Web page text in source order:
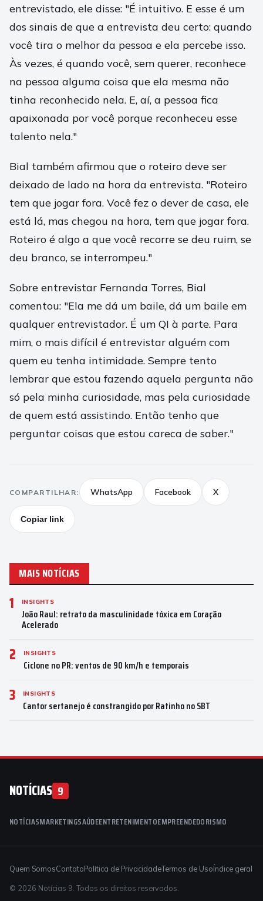
entrevistado, ele disse: "É intuitivo. E esse é um
dos sinais de que a entrevista deu certo: quando
você tira o melhor da pessoa e ela percebe isso.
Às vezes, é quando você, sem querer, reconhece
na pessoa alguma coisa que ela mesma não
tinha reconhecido nela. E, aí, a pessoa fica
apaixonada por você porque reconheceu esse
talento nela."
Bial também afirmou que o roteiro deve ser
deixado de lado na hora da entrevista. "Roteiro
tem que jogar fora. Você fez o dever de casa, ele
está lá, mas chegou na hora, tem que jogar fora.
Roteiro é algo a que você recorre se deu ruim, se
deu branco, se interrompeu."
Sobre entrevistar Fernanda Torres, Bial
comentou: "Ela me dá um baile, dá um baile em
qualquer entrevistador. É um QI à parte. Para
mim, o mais difícil é entrevistar alguém com
quem eu tenha intimidade. Sempre tento
lembrar que estou fazendo aquela pergunta não
só pela minha curiosidade, mas pela curiosidade
de quem está assistindo. Então tenho que
perguntar coisas que estou careca de saber."
COMPARTILHAR: WhatsApp Facebook X
Copiar link
MAIS NOTÍCIAS
1 INSIGHTS
João Raul: retrato da masculinidade tóxica em Coração
Acelerado
2 INSIGHTS
Ciclone no PR: ventos de 90 km/h e temporais
3 INSIGHTS
Cantor sertanejo é constrangido por Ratinho no SBT
NOTÍCIAS 9
NOTÍCIASMARKETINGSAÚDEENTRETENIMENTOEMPREENDEDORISMO
Quem SomosContatoPolítica de PrivacidadeTermos de UsoÍndice geral
© 2026 Notícias 9. Todos os direitos reservados.